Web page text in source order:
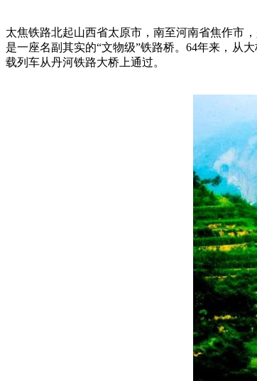
太焦铁路北起山西省太原市，南至河南省焦作市
是一座名副其实的“文物级”铁路桥。64年来，从
载列车从丹河铁路大桥上通过。